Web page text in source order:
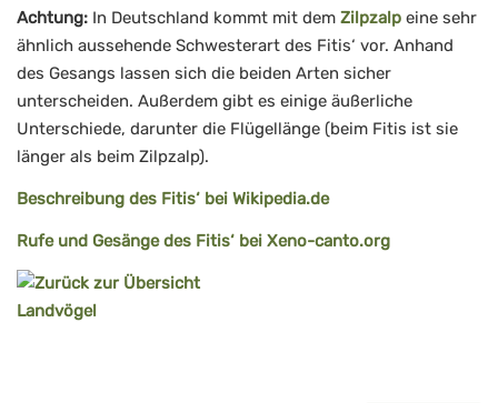
Achtung: In Deutschland kommt mit dem Zilpzalp eine sehr
ähnlich aussehende Schwesterart des Fitis‘ vor. Anhand
des Gesangs lassen sich die beiden Arten sicher
unterscheiden. Außerdem gibt es einige äußerliche
Unterschiede, darunter die Flügellänge (beim Fitis ist sie
länger als beim Zilpzalp).
Beschreibung des Fitis‘ bei Wikipedia.de
Rufe und Gesänge des Fitis‘ bei Xeno-canto.org